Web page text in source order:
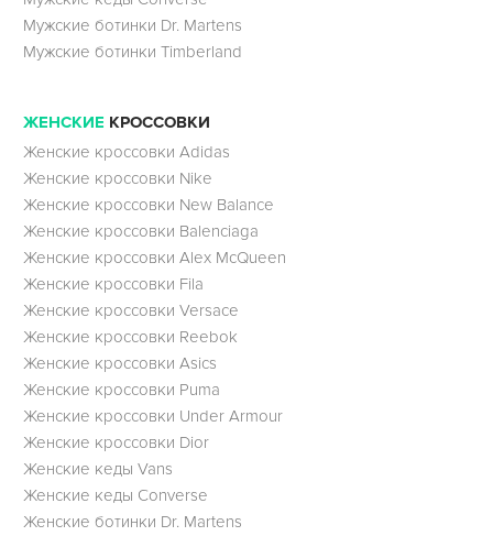
Мужские ботинки Dr. Martens
Мужские ботинки Timberland
ЖЕНСКИЕ КРОССОВКИ
Женские кроссовки Adidas
Женские кроссовки Nike
Женские кроссовки New Balance
Женские кроссовки Balenciaga
Женские кроссовки Alex McQueen
Женские кроссовки Fila
Женские кроссовки Versace
Женские кроссовки Reebok
Женские кроссовки Asics
Женские кроссовки Puma
Женские кроссовки Under Armour
Женские кроссовки Dior
Женские кеды Vans
Женские кеды Converse
Женские ботинки Dr. Martens